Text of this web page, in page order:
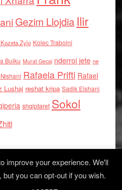
Gezim Llojdia Ilir
Zylo Kolec Traboini
Bulku Murat Gecaj nderroi jete ne
Rafaela Prifti Rafael
Lushaj reshat kripa Sadik Elshani
shqiptaret Sokol
improve your experience. We'll
you can opt-out if you wish.